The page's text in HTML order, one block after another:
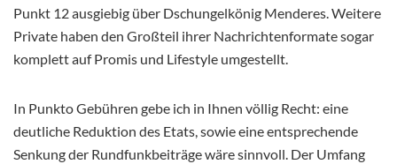
Punkt 12 ausgiebig über Dschungelkönig Menderes. Weitere
Private haben den Großteil ihrer Nachrichtenformate sogar
komplett auf Promis und Lifestyle umgestellt.
In Punkto Gebühren gebe ich in Ihnen völlig Recht: eine
deutliche Reduktion des Etats, sowie eine entsprechende
Senkung der Rundfunkbeiträge wäre sinnvoll. Der Umfang